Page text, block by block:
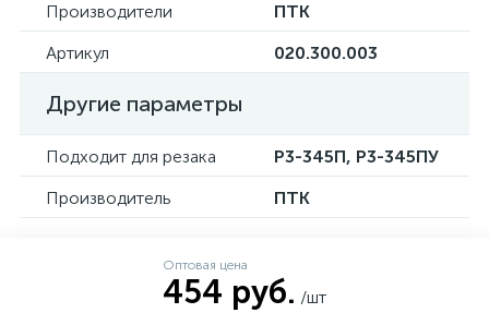
Производители
ПТК
Артикул
020.300.003
Другие параметры
Подходит для резака
Р3-345П, Р3-345ПУ
Производитель
ПТК
Оптовая цена
454 руб. /шт